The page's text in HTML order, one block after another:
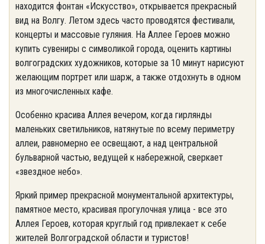
находится фонтан «Искусство», открывается прекрасный
вид на Волгу. Летом здесь часто проводятся фестивали,
концерты и массовые гуляния. На Аллее Героев можно
купить сувениры с символикой города, оценить картины
волгоградских художников, которые за 10 минут нарисуют
желающим портрет или шарж, а также отдохнуть в одном
из многочисленных кафе.
Особенно красива Аллея вечером, когда гирлянды
маленьких светильников, натянутые по всему периметру
аллеи, равномерно ее освещают, а над центральной
бульварной частью, ведущей к набережной, сверкает
«звездное небо».
Яркий пример прекрасной монументальной архитектуры,
памятное место, красивая прогулочная улица - все это
Аллея Героев, которая круглый год привлекает к себе
жителей Волгоградской области и туристов!